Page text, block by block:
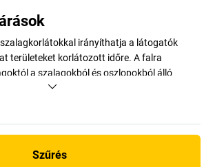
irányíthatja a látogatók
területeket korlátozott időre. A falra
a szalagokból és oszlopokból álló
választék várja Önt a
Szűrés